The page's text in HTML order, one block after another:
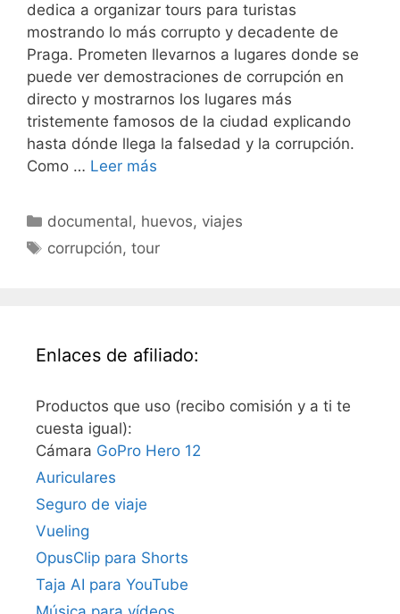
dedica a organizar tours para turistas
mostrando lo más corrupto y decadente de
Praga. Prometen llevarnos a lugares donde se
puede ver demostraciones de corrupción en
directo y mostrarnos los lugares más
tristemente famosos de la ciudad explicando
hasta dónde llega la falsedad y la corrupción.
Como … Leer más
Categorías
documental, huevos, viajes
Etiquetas
corrupción,tour
Enlaces de afiliado:
Productos que uso (recibo comisión y a ti te
cuesta igual):
Cámara GoPro Hero 12
Auriculares
Seguro de viaje
Vueling
OpusClip para Shorts
Taja AI para YouTube